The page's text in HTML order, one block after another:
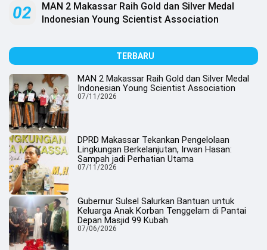
Reserved
02
MAN 2 Makassar Raih Gold dan Silver Medal
Indonesian Young Scientist Association
TERBARU
MAN 2 Makassar Raih Gold dan Silver Medal
Indonesian Young Scientist Association
07/11/2026
DPRD Makassar Tekankan Pengelolaan
Lingkungan Berkelanjutan, Irwan Hasan:
Sampah jadi Perhatian Utama
07/11/2026
Gubernur Sulsel Salurkan Bantuan untuk
Keluarga Anak Korban Tenggelam di Pantai
Depan Masjid 99 Kubah
07/06/2026